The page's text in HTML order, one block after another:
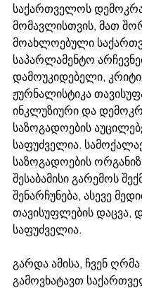
საქართველოს
მომავლისთვის, მათ
მოახლოებული
საპარლამენტო
დამოუკიდებელი,
ჟურნალისტიკა
ინკლუზიური და
საზოგადოების
საფუძველია.
საზოგადოების
შესაბამისი გარემოს
შენარჩუნება, ასევე
თავისუფლების დაცვა,
საფუძველია.
გარდა ამისა, ჩვენ
გამოვხატავთ